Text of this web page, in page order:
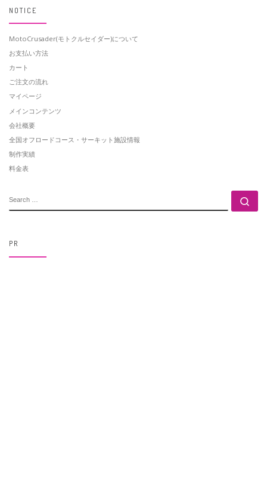
NOTICE
MotoCrusader(モトクルセイダー)について
お支払い方法
カート
ご注文の流れ
マイページ
メインコンテンツ
会社概要
全国オフロードコース・サーキット施設情報
制作実績
料金表
PR